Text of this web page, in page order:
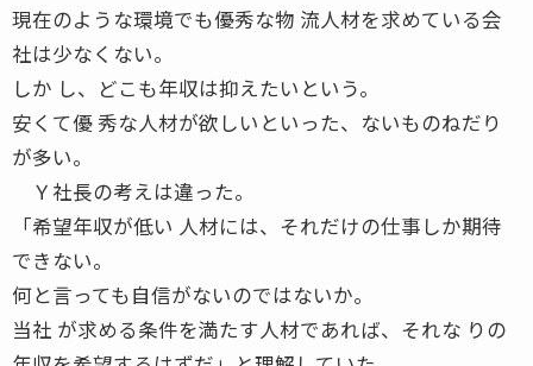
現在のような環境でも優秀な物 流人材を求めている会
社は少なくない。
しか し、どこも年収は抑えたいという。
安くて優 秀な人材が欲しいといった、ないものねだり
が多い。
Ｙ社長の考えは違った。
「希望年収が低い 人材には、それだけの仕事しか期待
できない。
何と言っても自信がないのではないか。
当社 が求める条件を満たす人材であれば、それな りの